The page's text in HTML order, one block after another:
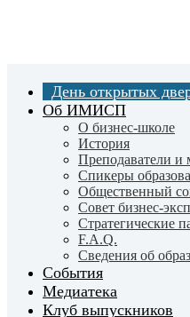
День открытых
Об ИМИСП
О бизнес-школе
История
Преподаватели
Спикеры
Общественный
Совет бизнес-
Cтратегические
F.A.Q.
Сведения об
События
Медиатека
Клуб выпускников